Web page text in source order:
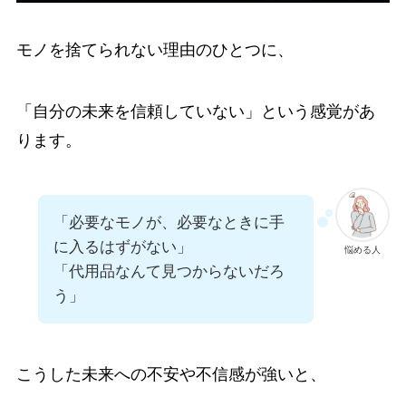
モノを捨てられない理由のひとつに、
「自分の未来を信頼していない」という感覚があ
ります。
悩める人
「必要なモノが、必要なときに手
に入るはずがない」
「代用品なんて見つからないだろ
う」
こうした未来への不安や不信感が強いと、